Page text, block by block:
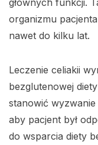
organizmu
nawet do kilku lat.
Leczenie celiakii
bezglutenowej
stanowić
aby pacjent był
do wsparcia diety